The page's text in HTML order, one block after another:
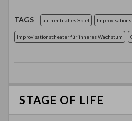
TAGS authentisches Spiel
Improvisationstheater für inneres Wachstum
STAGE OF LIFE